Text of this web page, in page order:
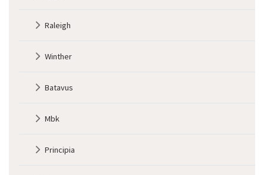
Raleigh
Winther
Batavus
Mbk
Principia